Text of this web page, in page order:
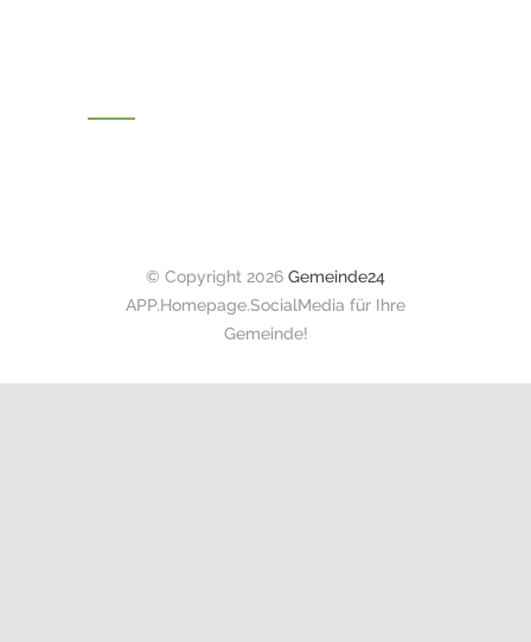
© Copyright 2026 Gemeinde24
APP.Homepage.SocialMedia für Ihre
Gemeinde!